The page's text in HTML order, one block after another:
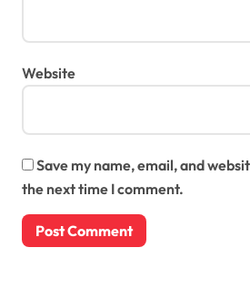
Website
Save my name, email, and
the next time I comment.